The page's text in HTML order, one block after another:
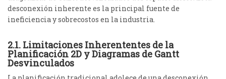
desconexión inherente es la principal fuente de
ineficiencia y sobrecostos en la industria.
2.1. Limitaciones Inherententes de la
Planificación 2D y Diagramas de Gantt
Desvinculados